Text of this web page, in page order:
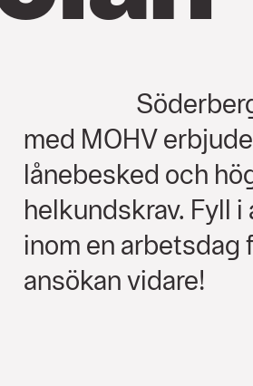
med MOHV
lånebesked och
helkundskrav. Fyll
inom en arbetsdag
ansökan vidare!